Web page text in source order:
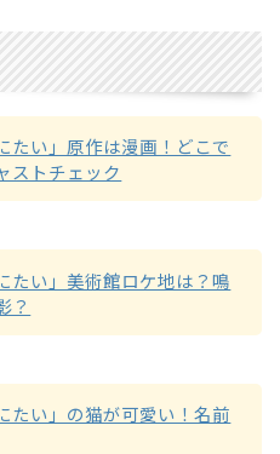
たい」原作は漫画！どこで
ストチェック
たい」美術館ロケ地は？鳴
？
たい」の猫が可愛い！名前